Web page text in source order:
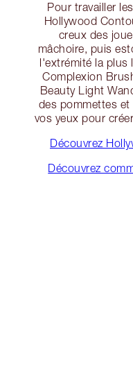
Pour travailler
Hollywood
creux des
mâchoire, puis
l'extrémité la
Complexion
Beauty Light
des pommettes
vos yeux pour
Découvrez
Découvrez